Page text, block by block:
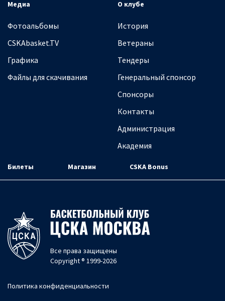
Медиа
Фотоальбомы
CSKAbasket.TV
Графика
Файлы для скачивания
О клубе
История
Ветераны
Тендеры
Генеральный спонсор
Спонсоры
Контакты
Администрация
Академия
Билеты Магазин CSKA Bonus
Все права защищены
Copyright ® 1999-2026
Политика конфиденциальности